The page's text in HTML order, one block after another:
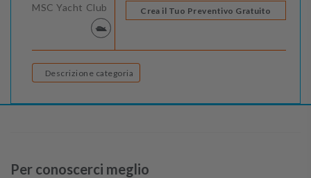
MSC Yacht Club
Crea il Tuo Preventivo Gratuito
Descrizione categoria
Per conoscerci meglio